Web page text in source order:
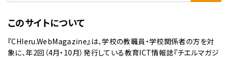
このサイトについて
『CHIeru.WebMagazine』は、学校の教職員・学校関係者の方を対
象に、年2回（4月・10月）発行している教育ICT情報誌『チエルマガジ